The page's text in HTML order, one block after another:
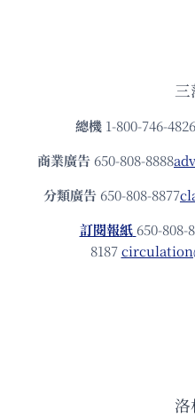
三
總機 1-800-746-4826
商業廣告 650-808-8888
分類廣告 650-808-8877
訂閱報紙 650-808-
8187
洛